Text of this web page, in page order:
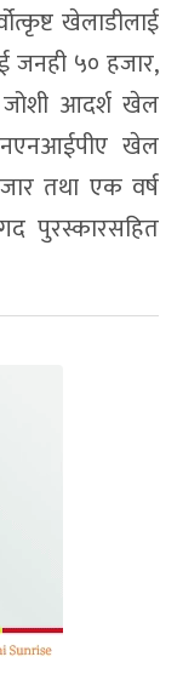
खेलाडीलाई
जनही ५० हजार,
आदर्श खेल
खेल
तथा एक वर्ष
पुरस्कारसहित